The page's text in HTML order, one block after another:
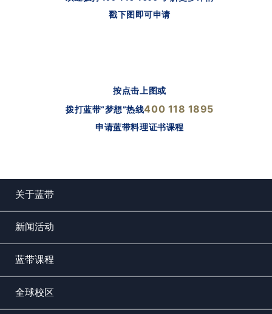
戳下图即可申请
按点击上图或
拨打蓝带“梦想”热线400 118 1895
申请蓝带料理证书课程
关于蓝带
新闻活动
蓝带课程
全球校区